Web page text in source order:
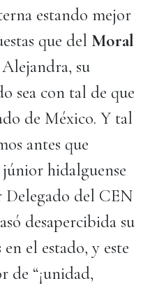
estando mejor
que del Moral
su
sea con tal de que
de México. Y tal
antes que
hidalguense
Delegado del CEN
desapercibida su
el estado, y este
de “¡unidad,